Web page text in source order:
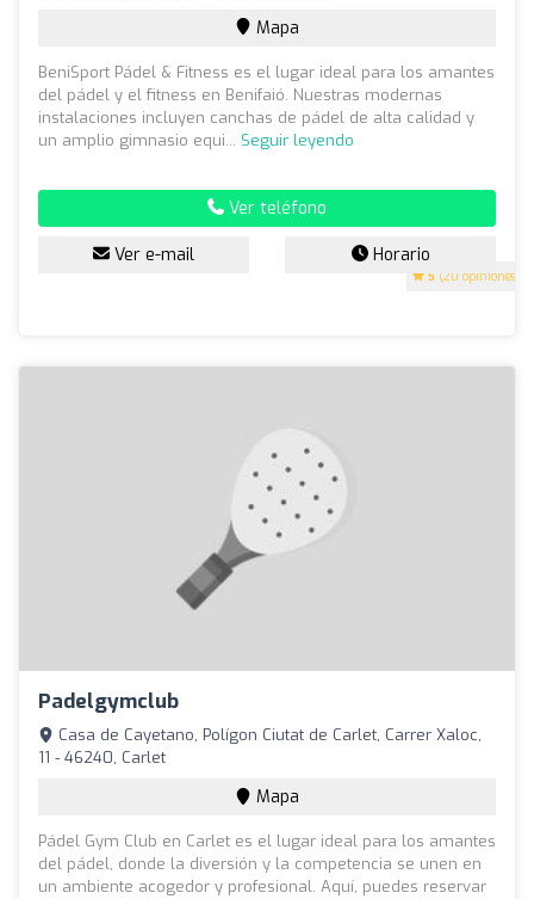
5 (20 opiniones)
Mapa
BeniSport Pádel & Fitness es el lugar ideal para los amantes
del pádel y el fitness en Benifaió. Nuestras modernas
instalaciones incluyen canchas de pádel de alta calidad y
un amplio gimnasio equi... Seguir leyendo
Ver teléfono
Ver e-mail Horario
Padelgymclub
Casa de Cayetano, Polígon Ciutat de Carlet, Carrer Xaloc,
11 - 46240, Carlet
Mapa
Pádel Gym Club en Carlet es el lugar ideal para los amantes
del pádel, donde la diversión y la competencia se unen en
un ambiente acogedor y profesional. Aquí, puedes reservar